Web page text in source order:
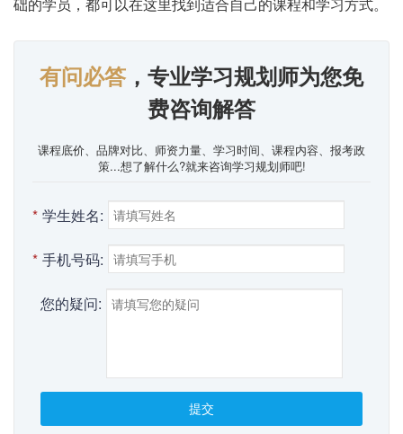
础的学员，都可以在这里找到适合自己的课程和学习方式。
有问必答，专业学习规划师为您免
费咨询解答
课程底价、品牌对比、师资力量、学习时间、课程内容、报考政
策...想了解什么?就来咨询学习规划师吧!
* 学生姓名:
* 手机号码:
您的疑问:
提交